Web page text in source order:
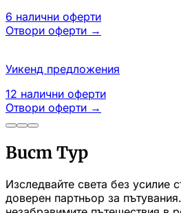
6 налични оферти
Отвори оферти →
Уикенд предложения
12 налични оферти
Отвори оферти →
Вист Тур
Изследвайте света без усилие
доверен партньор за